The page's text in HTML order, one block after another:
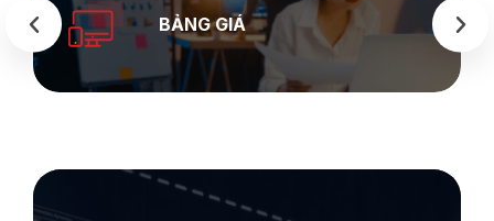
SEASTOCK
WEB